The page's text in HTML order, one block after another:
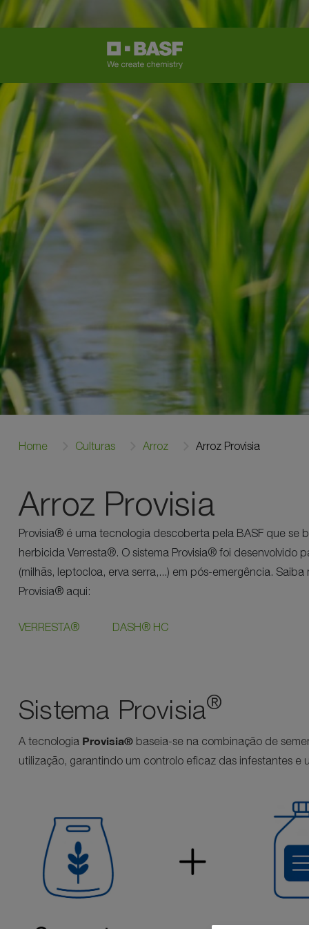
Home Culturas Arroz Arroz Provisia
Arroz Provisia
Provisia® é uma tecnologia descoberta pela BASF que se
herbicida Verresta®. O sistema Provisia® foi desenvolvido
(milhãs, leptocloa, erva serra,...) em pós-emergência.
Provisia® aqui:
VERRESTA® DASH® HC
Sistema Provisia®
A tecnologia Provisia® baseia-se na combinação de
utilização, garantindo um controlo eficaz das infestantes e